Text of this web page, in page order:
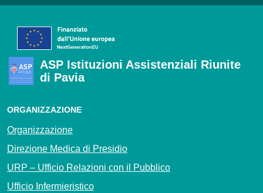
ASP Istituzioni Assistenziali Riunite
di Pavia
ORGANIZZAZIONE
Organizzazione
Direzione Medica di Presidio
URP – Ufficio Relazioni con il Pubblico
Ufficio Infermieristico